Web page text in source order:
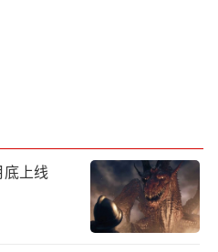
能“护体神盾”，将助
角色达到46级时，即可
页至NPC：皇家大学士
底上线